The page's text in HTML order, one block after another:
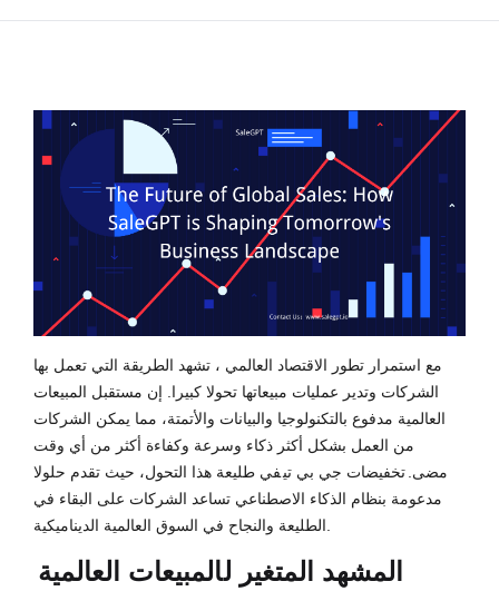
مع استمرار تطور الاقتصاد العالمي ، تشهد الطريقة التي تعمل بها
الشركات وتدير عمليات مبيعاتها تحولا كبيرا. إن مستقبل المبيعات
العالمية مدفوع بالتكنولوجيا والبيانات والأتمتة، مما يمكن الشركات
من العمل بشكل أكثر ذكاء وسرعة وكفاءة أكثر من أي وقت
مضى.تخفيضات جي بي تيفي طليعة هذا التحول، حيث تقدم حلولا
مدعومة بنظام الذكاء الاصطناعي تساعد الشركات على البقاء في
الطليعة والنجاح في السوق العالمية الديناميكية.
المشهد المتغير لالمبيعات العالمية